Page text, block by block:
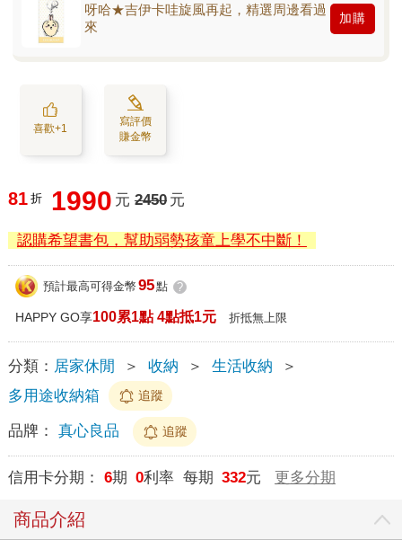
呀哈★吉伊卡哇旋風再起，精選周邊看過
來
加購
喜歡+1
寫評價
賺金幣
81 折 1990 元 2450 元
認購希望書包，幫助弱勢孩童上學不中斷！
預計最高可得金幣 95點 ?
HAPPY GO享100累1點 4點抵1元 折抵無上限
分類： 居家休閒 ＞ 收納 ＞ 生活收納
＞
多用途收納箱
追蹤
品牌： 真心良品 追蹤
信用卡分期： 6期 0利率 每期 332元 更多分期
商品介紹